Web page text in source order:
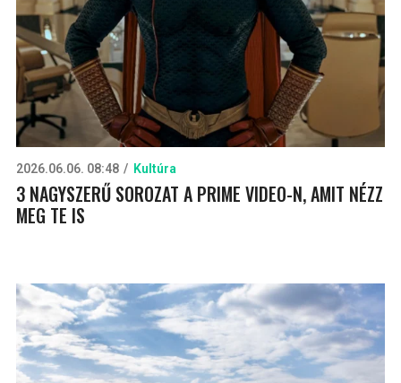
2026.06.06. 08:48 Kultúra
3 NAGYSZERŰ SOROZAT A PRIME VIDEO-N, AMIT NÉZZ
MEG TE IS